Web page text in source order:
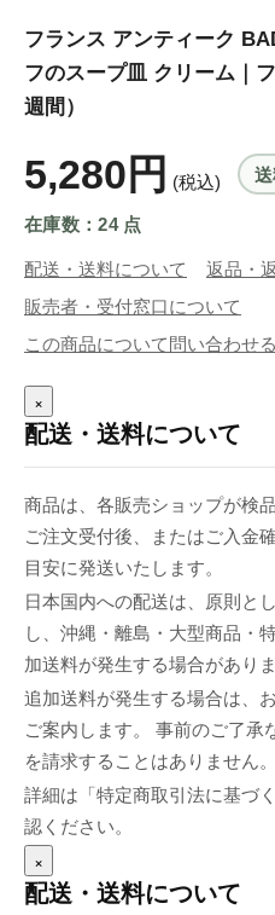
フランス アンティーク
フのスープ皿 クリーム｜
週間）
5,280円 (税込)
在庫数：24 点
配送・送料について
返品・
販売者・受付窓口について
この商品について問い合わせる
×
配送・送料について
商品は、各販売ショップが検
ご注文受付後、またはご入金
目安に発送いたします。
日本国内への配送は、原則と
し、沖縄・離島・大型商品・
加送料が発生する場合がありま
追加送料が発生する場合は、
ご案内します。 事前のご了承
を請求することはありません。
詳細は「特定商取引法に基づ
認ください。
×
配送・送料について